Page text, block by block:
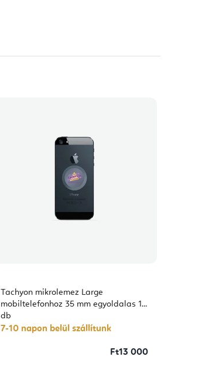
Tachyon mikrolemez Large
mobiltelefonhoz 35 mm egyoldalas 1
db
7-10 napon belül szállítunk
Ft13 000